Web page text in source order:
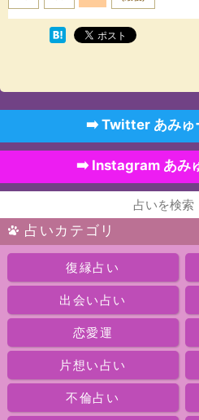
➡️ Twitter あみゅ
➡️ Instagram あみ
占いカテゴリ
復縁占い
出会い占い
恋愛運
片想い占い
不倫占い